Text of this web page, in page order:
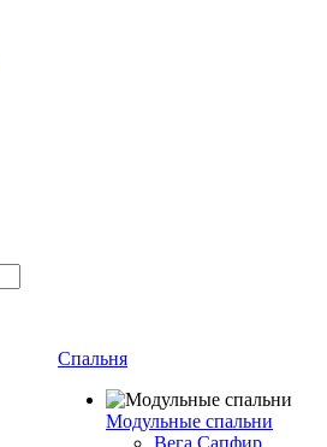
Спальня
Модульные спальни
Вега Сапфир